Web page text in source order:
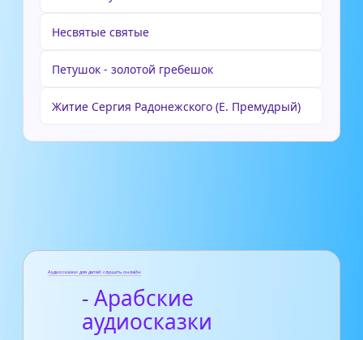
Несвятые святые
Петушок - золотой гребешок
Житие Сергия Радонежского (Е. Премудрый)
Аудиосказки для детей слушать онлайн
- Арабские
аудиосказки